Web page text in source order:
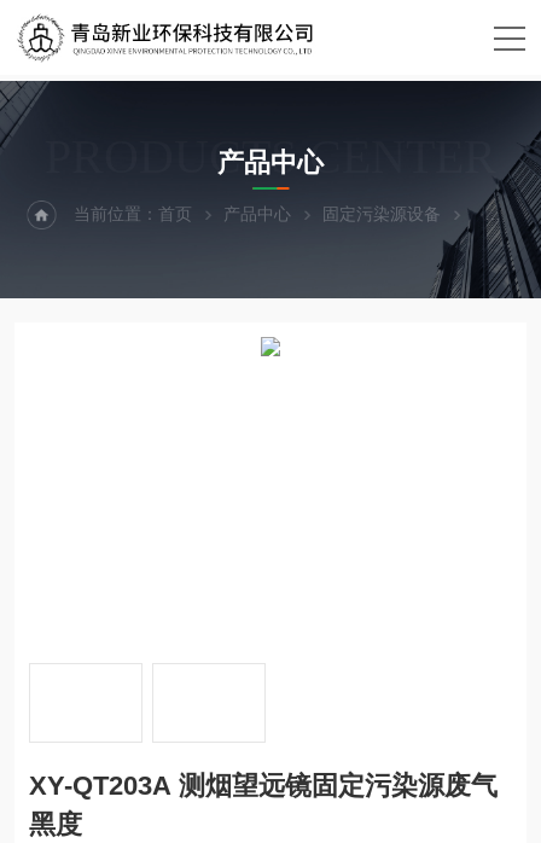
PRODUCTS CENTER
产品中心
当前位置：首页 产品中心 固定污染源设备 黑度图
XY-QT203A 测烟望远镜固定污染源废气
黑度